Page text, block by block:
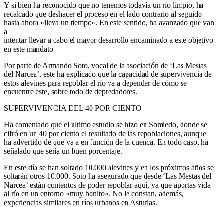
Y si bien ha reconocido que no tenemos todavía un río limpio, ha
recalcado que deshacer el proceso en el lado contrario al seguido
hasta ahora «lleva un tiempo». En este sentido, ha avanzado que van
a
intentar llevar a cabo el mayor desarrollo encaminado a este objetivo
en este mandato.
Por parte de Armando Soto, vocal de la asociación de ‘Las Mestas
del Narcea’, este ha explicado que la capacidad de supervivencia de
estos alevines para repoblar el río va a depender de cómo se
encuentre este, sobre todo de depredadores.
SUPERVIVENCIA DEL 40 POR CIENTO
Ha comentado que el ultimo estudio se hizo en Somiedo, donde se
cifró en un 40 por ciento el resultado de las repoblaciones, aunque
ha advertido de que va a en función de la cuenca. En todo caso, ha
señalado que sería un buen porcentaje.
En este día se han soltado 10.000 alevines y en los próximos años se
soltarán otros 10.000. Soto ha asegurado que desde ‘Las Mestas del
Narcea’ están contentos de poder repoblar aquí, ya que aportas vida
al río en un entorno «muy bonito». No le constan, además,
experiencias similares en ríos urbanos en Asturias.